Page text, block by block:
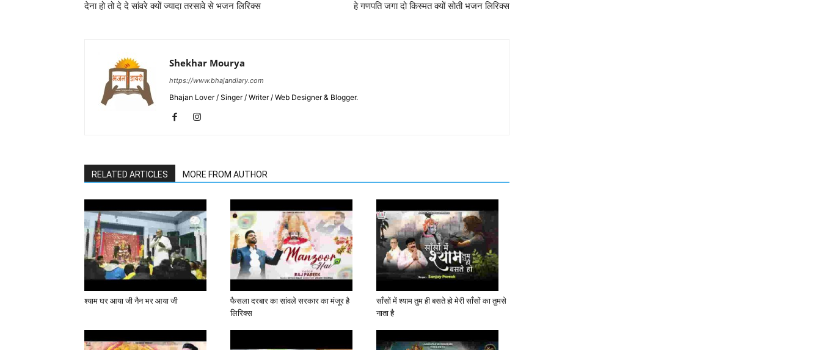
देना हो तो दे दे सांवरे क्यों ज्यादा तरसावे से भजन लिरिक्स हे गणपति जगा दो किस्मत क्यों सोती भजन लिरिक्स
Shekhar Mourya
https://www.bhajandiary.com
Bhajan Lover / Singer / Writer / Web Designer & Blogger.
RELATED ARTICLES MORE FROM AUTHOR
श्याम घर आया जी नैन भर आया जी
फैसला दरबार का सांवले सरकार का मंजूर है
लिरिक्स
साँसों में श्याम तुम ही बसते हो मेरी साँसों का तुमसे
नाता है